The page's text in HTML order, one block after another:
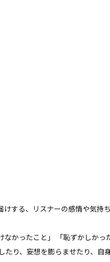
する、リスナーの感情や気持
かったこと」 「恥ずかしかっ
り、妄想を膨らませたり、自